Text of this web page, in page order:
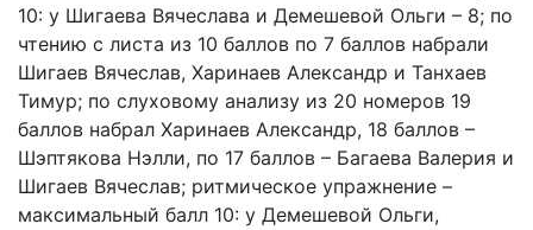
10: у Шигаева Вячеслава и Демешевой Ольги – 8; по
чтению с листа из 10 баллов по 7 баллов набрали
Шигаев Вячеслав, Харинаев Александр и Танхаев
Тимур; по слуховому анализу из 20 номеров 19
баллов набрал Харинаев Александр, 18 баллов –
Шэптякова Нэлли, по 17 баллов – Багаева Валерия и
Шигаев Вячеслав; ритмическое упражнение –
максимальный балл 10: у Демешевой Ольги,